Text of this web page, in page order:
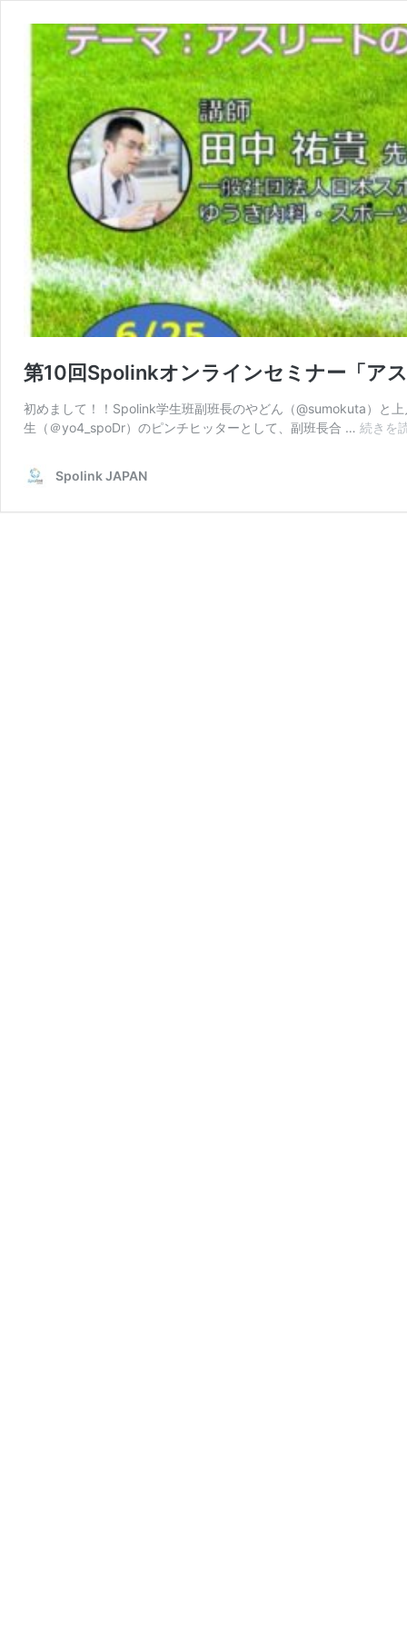
第10回Spolinkオンラインセミナー「ア
初めまして！！Spolink学生班副班長のやどん（@sumokuta）と
生（＠yo4_spoDr）のピンチヒッターとして、副班長合 … 続きを
Spolink JAPAN